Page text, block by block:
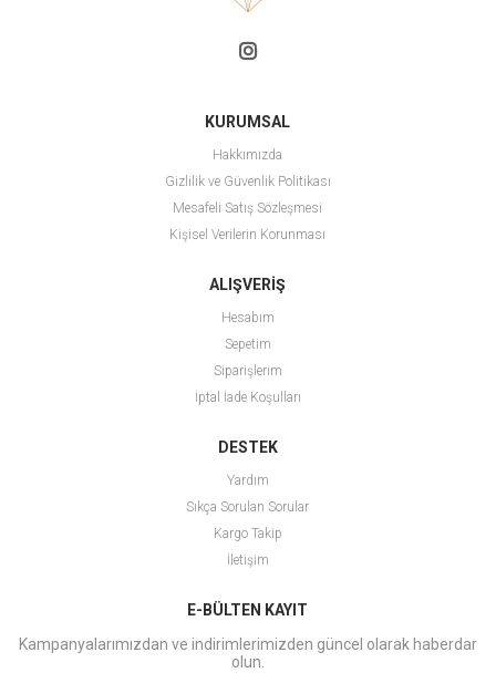
KURUMSAL
Hakkımızda
Gizlilik ve Güvenlik Politikası
Mesafeli Satış Sözleşmesi
Kişisel Verilerin Korunması
ALIŞVERİŞ
Hesabım
Sepetim
Siparişlerim
İptal İade Koşulları
DESTEK
Yardım
Sıkça Sorulan Sorular
Kargo Takip
İletişim
E-BÜLTEN KAYIT
Kampanyalarımızdan ve indirimlerimizden güncel olarak haberdar
olun.